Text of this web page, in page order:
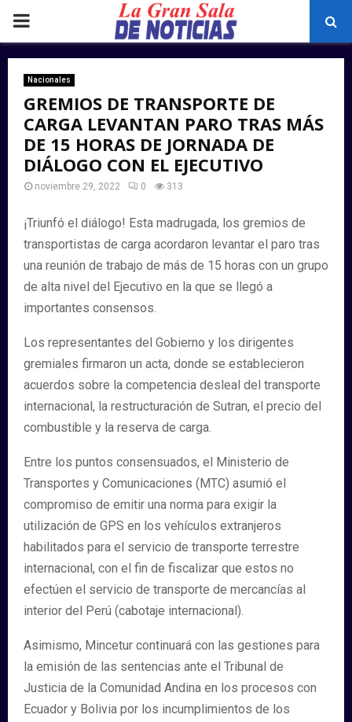
PRIMARY
MENU
Nacionales
GREMIOS DE TRANSPORTE DE
CARGA LEVANTAN PARO TRAS MÁS
DE 15 HORAS DE JORNADA DE
DIÁLOGO CON EL EJECUTIVO
noviembre 29, 2022 0 313
¡Triunfó el diálogo! Esta madrugada, los gremios de
transportistas de carga acordaron levantar el paro tras
una reunión de trabajo de más de 15 horas con un grupo
de alta nivel del Ejecutivo en la que se llegó a
importantes consensos.
Los representantes del Gobierno y los dirigentes
gremiales firmaron un acta, donde se establecieron
acuerdos sobre la competencia desleal del transporte
internacional, la restructuración de Sutran, el precio del
combustible y la reserva de carga.
Entre los puntos consensuados, el Ministerio de
Transportes y Comunicaciones (MTC) asumió el
compromiso de emitir una norma para exigir la
utilización de GPS en los vehículos extranjeros
habilitados para el servicio de transporte terrestre
internacional, con el fin de fiscalizar que estos no
efectúen el servicio de transporte de mercancías al
interior del Perú (cabotaje internacional).
Asimismo, Mincetur continuará con las gestiones para
la emisión de las sentencias ante el Tribunal de
Justicia de la Comunidad Andina en los procesos con
Ecuador y Bolivia por los incumplimientos de los